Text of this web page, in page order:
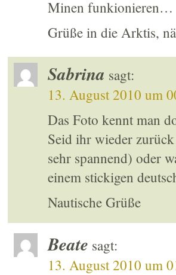
Minen funkionieren…
Grüße in die Arktis,
Sabrina sagt:
13. August 2010 um
Das Foto kennt man
Seid ihr wieder
sehr spannend) oder
einem stickigen
Nautische Grüße
Beate sagt:
13. August 2010 um